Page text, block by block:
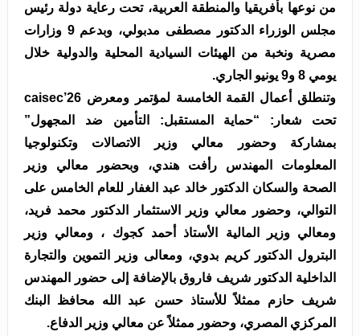
من نوعها بأفريقيا والمنطقة العربية، تحت رعاية دولة رئيس
مجلس الوزراء الدكتور مصطفى مدبولي، وبدعم 9 وزارات
مصرية ونخبة من الهيئات السيادية المحلية والدولية خلال
يومي 8 و9 يونيو الجاري.
وتنطلق أعمال القمة الخامسة لمؤتمر ومعرض caisec’26
تحت شعار: “حماية المستقبل: التأمين ضد المجهول”
بمشاركة وحضور معالي وزير الاتصالات وتكنولوجيا
المعلومات المهندس رأفت هندي، وبحضور معالي وزير
الصحة والسكان الدكتور خالد عبد الغفار للعام الخامس على
التوالي، وحضور معالي وزير الاستثمار الدكتور محمد فريد،
ومعالي وزير المالية الأستاذ أحمد كجوك ، ومعالي وزير
البترول الدكتور كريم بدوي، ومعالى وزير التموين والتجارة
الداخلية الدكتور شريف فاروق بالإضافة إلى حضور المهندس
شريف حازم ممثلاً للأستاذ حسن عبد الله محافظ البنك
المركزي المصري، وحضور ممثلاً عن معالي وزير الدفاع.